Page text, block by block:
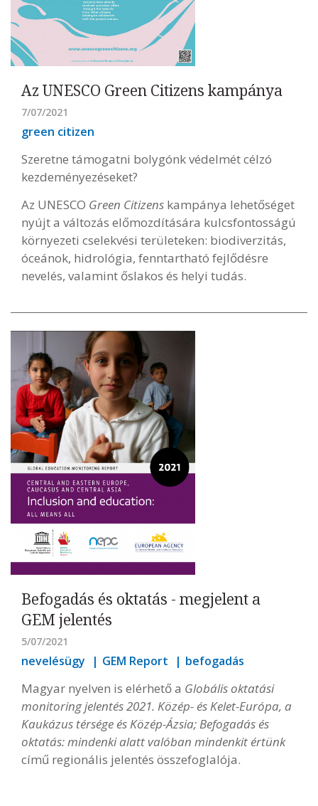
Az UNESCO Green Citizens kampánya
7/07/2021
green citizen
Szeretne támogatni bolygónk védelmét célzó
kezdeményezéseket?
Az UNESCO Green Citizens kampánya lehetőséget
nyújt a változás előmozdítására kulcsfontosságú
környezeti cselekvési területeken: biodiverzitás,
óceánok, hidrológia, fenntartható fejlődésre
nevelés, valamint őslakos és helyi tudás.
Befogadás és oktatás - megjelent a
GEM jelentés
5/07/2021
nevelésügy GEM Report befogadás
Magyar nyelven is elérhető a Globális oktatási
monitoring jelentés 2021. Közép- és Kelet-Európa, a
Kaukázus térsége és Közép-Ázsia; Befogadás és
oktatás: mindenki alatt valóban mindenkit értünk
című regionális jelentés összefoglalója.